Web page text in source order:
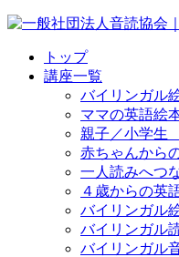
トップ
講座一覧
バイリンガル
ママの英語絵
親子／小学生
赤ちゃんから
一人読みへつ
４歳からの英
バイリンガル
バイリンガル
バイリンガル